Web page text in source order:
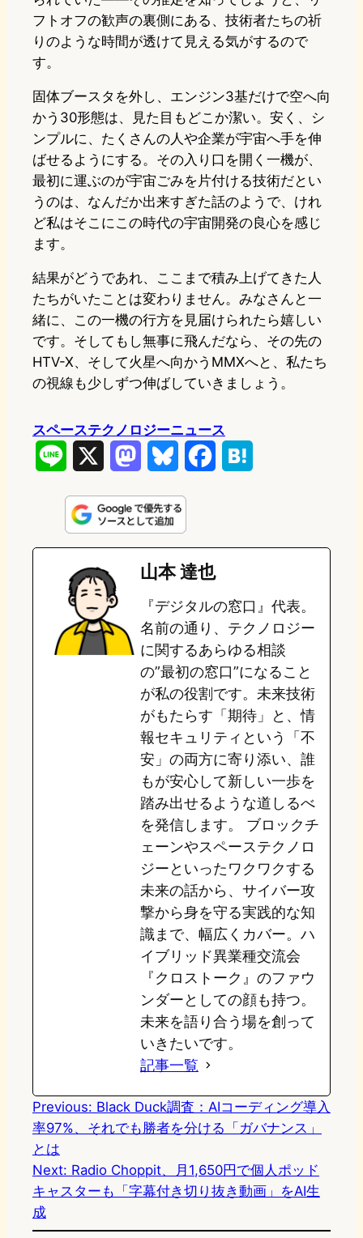
フトオフの歓声の裏側にある、技術者たちの祈
りのような時間が透けて見える気がするので
す。
固体ブースタを外し、エンジン3基だけで空へ向
かう30形態は、見た目もどこか潔い。安く、シ
ンプルに、たくさんの人や企業が宇宙へ手を伸
ばせるようにする。その入り口を開く一機が、
最初に運ぶのが宇宙ごみを片付ける技術だとい
うのは、なんだか出来すぎた話のようで、けれ
ど私はそこにこの時代の宇宙開発の良心を感じ
ます。
結果がどうであれ、ここまで積み上げてきた人
たちがいたことは変わりません。みなさんと一
緒に、この一機の行方を見届けられたら嬉しい
です。そしてもし無事に飛んだなら、その先の
HTV-X、そして火星へ向かうMMXへと、私たち
の視線も少しずつ伸ばしていきましょう。
スペーステクノロジーニュース
n
e
s
t
o
o
n
u
e
s
k
e
b
o
o
k
e
a
山本 達也
『デジタルの窓口』代表。
名前の通り、テクノロジー
に関するあらゆる相談
の”最初の窓口”になること
が私の役割です。未来技術
がもたらす「期待」と、情
報セキュリティという「不
安」の両方に寄り添い、誰
もが安心して新しい一歩を
踏み出せるような道しるべ
を発信します。 ブロックチ
ェーンやスペーステクノロ
ジーといったワクワクする
未来の話から、サイバー攻
撃から身を守る実践的な知
識まで、幅広くカバー。ハ
イブリッド異業種交流会
『クロストーク』のファウ
ンダーとしての顔も持つ。
未来を語り合う場を創って
いきたいです。
記事一覧
Previous: Black Duck調査：AIコーディング導入
率97%、それでも勝者を分ける「ガバナンス」
とは
Next: Radio Choppit、月1,650円で個人ポッド
キャスターも「字幕付き切り抜き動画」をAI生
成